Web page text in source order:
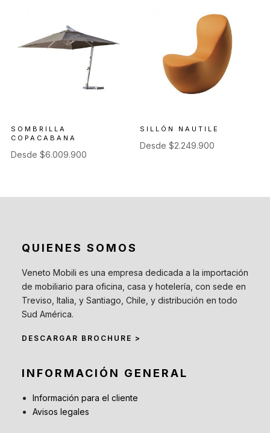
SOMBRILLA
COPACABANA
Desde $6.009.900
SILLÓN NAUTILE
Desde$2.249.900
QUIENES SOMOS
Veneto Mobili es una empresa dedicada a la importación
de mobiliario para oficina, casa y hotelería, con sede en
Treviso, Italia, y Santiago, Chile, y distribución en todo
Sud América.
DESCARGAR BROCHURE >
INFORMACIÓN GENERAL
Información para el cliente
Avisos legales